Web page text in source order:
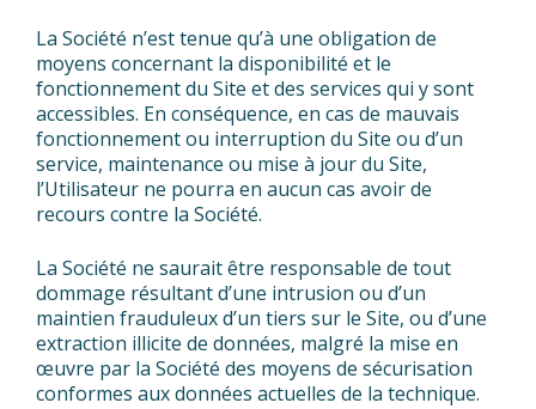
La Société n’est tenue qu’à une obligation de
moyens concernant la disponibilité et le
fonctionnement du Site et des services qui y sont
accessibles. En conséquence, en cas de mauvais
fonctionnement ou interruption du Site ou d’un
service, maintenance ou mise à jour du Site,
l’Utilisateur ne pourra en aucun cas avoir de
recours contre la Société.
La Société ne saurait être responsable de tout
dommage résultant d’une intrusion ou d’un
maintien frauduleux d’un tiers sur le Site, ou d’une
extraction illicite de données, malgré la mise en
œuvre par la Société des moyens de sécurisation
conformes aux données actuelles de la technique.